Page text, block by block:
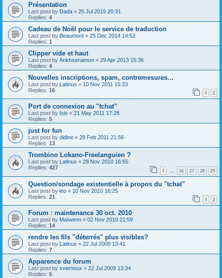
Présentation
Last post by Dada « 25 Jul 2015 20:31
Replies: 4
Cadeau de Noël pour le service de traduction
Last post by Beaumont « 25 Dec 2014 14:52
Replies: 1
Clipper vide et haut
Last post by Ankhsenamon « 29 Apr 2013 15:36
Replies: 4
Nouvelles inscriptions, spam, contremesures...
Last post by Latinus « 10 Nov 2011 15:33
Replies: 16 1 2
Port de connexion au "tchat"
Last post by Isis « 21 May 2011 17:28
Replies: 5
just for fun
Last post by didine « 28 Feb 2011 21:56
Replies: 13
Trombino Lokano-Freelanguien ?
Last post by Latinus « 28 Nov 2010 16:55
Replies: 427 1 … 26 27 28 29
Question/sondage existentielle à propos du "tchat"
Last post by leo « 10 Nov 2010 16:25
Replies: 21 1 2
Forum : maintenance 30 oct. 2010
Last post by Maïwenn « 02 Nov 2010 21:59
Replies: 14
rendre les fils "déterrés" plus visibles?
Last post by Latinus « 22 Jul 2009 13:41
Replies: 7
Apparence du forum
Last post by svernoux « 22 Jul 2009 13:34
Replies: 5